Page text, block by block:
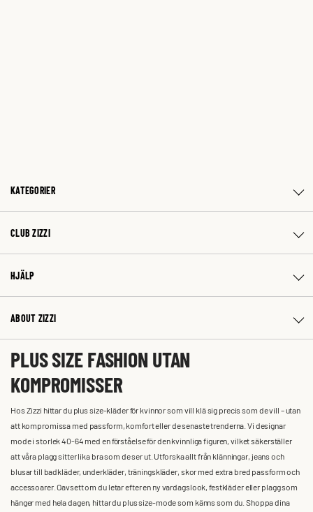
KATEGORIER
CLUB ZIZZI
HJÄLP
ABOUT ZIZZI
PLUS SIZE FASHION UTAN
KOMPROMISSER
Hos Zizzi hittar du plus size-kläder för kvinnor som vill klä sig precis som de vill – utan
att kompromissa med passform, komfort eller de senaste trenderna. Vi designar
mode i storlek 40-64 med en förståelse för den kvinnliga figuren, vilket säkerställer
att våra plagg sitter lika bra som de ser ut. Utforska allt från klänningar, jeans och
blusar till badkläder, underkläder, träningskläder, skor med extra bred passform och
accessoarer. Oavsett om du letar efter en ny vardagslook, festkläder eller plagg som
hänger med hela dagen, hittar du plus size-mode som känns som du. Shoppa dina